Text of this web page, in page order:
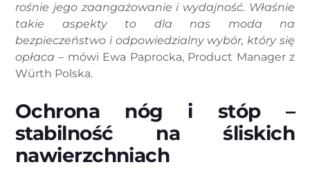
rośnie jego zaangażowanie i wydajność. Właśnie
takie aspekty to dla nas moda na
bezpieczeństwo i odpowiedzialny wybór, który się
opłaca – mówi Ewa Paprocka, Product Manager z
Würth Polska.
Ochrona nóg i stóp –
stabilność na śliskich
nawierzchniach